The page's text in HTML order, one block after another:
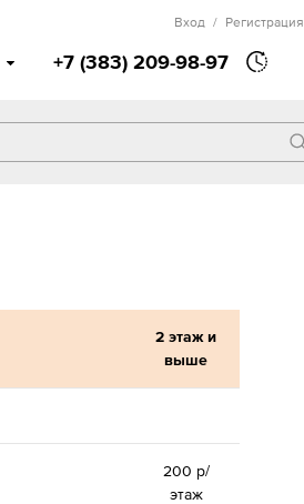
+7 (383) 209-98-97
Вход / Регистрация
2 этаж и
выше
200 р/
этаж